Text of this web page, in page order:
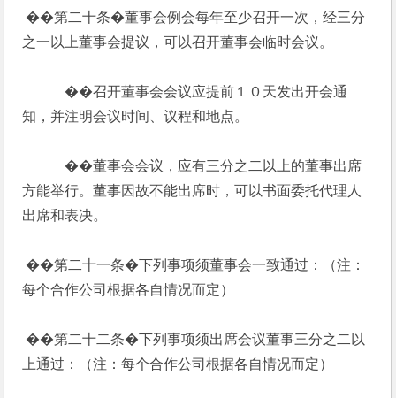
��第二十条�董事会例会每年至少召开一次，经三分
之一以上董事会提议，可以召开董事会临时会议。
��召开董事会会议应提前１０天发出开会通
知，并注明会议时间、议程和地点。
��董事会会议，应有三分之二以上的董事出席
方能举行。董事因故不能出席时，可以书面委托代理人
出席和表决。
��第二十一条�下列事项须董事会一致通过：（注：
每个合作公司根据各自情况而定）
��第二十二条�下列事项须出席会议董事三分之二以
上通过：（注：每个合作公司根据各自情况而定）